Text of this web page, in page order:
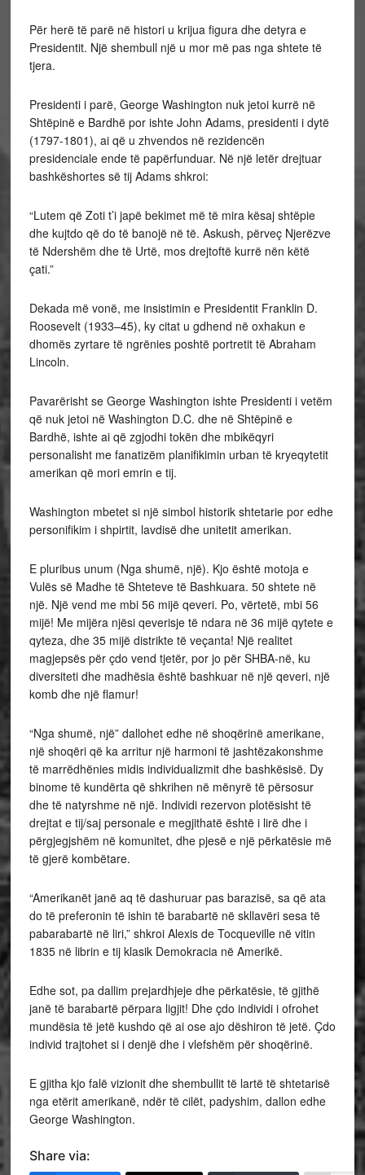
Për herë të parë në histori u krijua figura dhe detyra e
Presidentit. Një shembull një u mor më pas nga shtete të
tjera.
Presidenti i parë, George Washington nuk jetoi kurrë në
Shtëpinë e Bardhë por ishte John Adams, presidenti i dytë
(1797-1801), ai që u zhvendos në rezidencën
presidenciale ende të papërfunduar. Në një letër drejtuar
bashkëshortes së tij Adams shkroi:
“Lutem që Zoti t’i japë bekimet më të mira kësaj shtëpie
dhe kujtdo që do të banojë në të. Askush, përveç Njerëzve
të Ndershëm dhe të Urtë, mos drejtoftë kurrë nën këtë
çati.”
Dekada më vonë, me insistimin e Presidentit Franklin D.
Roosevelt (1933–45), ky citat u gdhend në oxhakun e
dhomës zyrtare të ngrënies poshtë portretit të Abraham
Lincoln.
Pavarërisht se George Washington ishte Presidenti i vetëm
që nuk jetoi në Washington D.C. dhe në Shtëpinë e
Bardhë, ishte ai që zgjodhi tokën dhe mbikëqyri
personalisht me fanatizëm planifikimin urban të kryeqytetit
amerikan që mori emrin e tij.
Washington mbetet si një simbol historik shtetarie por edhe
personifikim i shpirtit, lavdisë dhe unitetit amerikan.
E pluribus unum (Nga shumë, një). Kjo është motoja e
Vulës së Madhe të Shteteve të Bashkuara. 50 shtete në
një. Një vend me mbi 56 mijë qeveri. Po, vërtetë, mbi 56
mijë! Me mijëra njësi qeverisje të ndara në 36 mijë qytete e
qyteza, dhe 35 mijë distrikte të veçanta! Një realitet
magjepsës për çdo vend tjetër, por jo për SHBA-në, ku
diversiteti dhe madhësia është bashkuar në një qeveri, një
komb dhe një flamur!
“Nga shumë, një” dallohet edhe në shoqërinë amerikane,
një shoqëri që ka arritur një harmoni të jashtëzakonshme
të marrëdhënies midis individualizmit dhe bashkësisë. Dy
binome të kundërta që shkrihen në mënyrë të përsosur
dhe të natyrshme në një. Individi rezervon plotësisht të
drejtat e tij/saj personale e megjithatë është i lirë dhe i
përgjegjshëm në komunitet, dhe pjesë e një përkatësie më
të gjerë kombëtare.
“Amerikanët janë aq të dashuruar pas barazisë, sa që ata
do të preferonin të ishin të barabartë në skllavëri sesa të
pabarabartë në liri,” shkroi Alexis de Tocqueville në vitin
1835 në librin e tij klasik Demokracia në Amerikë.
Edhe sot, pa dallim prejardhjeje dhe përkatësie, të gjithë
janë të barabartë përpara ligjit! Dhe çdo individi i ofrohet
mundësia të jetë kushdo që ai ose ajo dëshiron të jetë. Çdo
individ trajtohet si i denjë dhe i vlefshëm për shoqërinë.
E gjitha kjo falë vizionit dhe shembullit të lartë të shtetarisë
nga etërit amerikanë, ndër të cilët, padyshim, dallon edhe
George Washington.
Share via: